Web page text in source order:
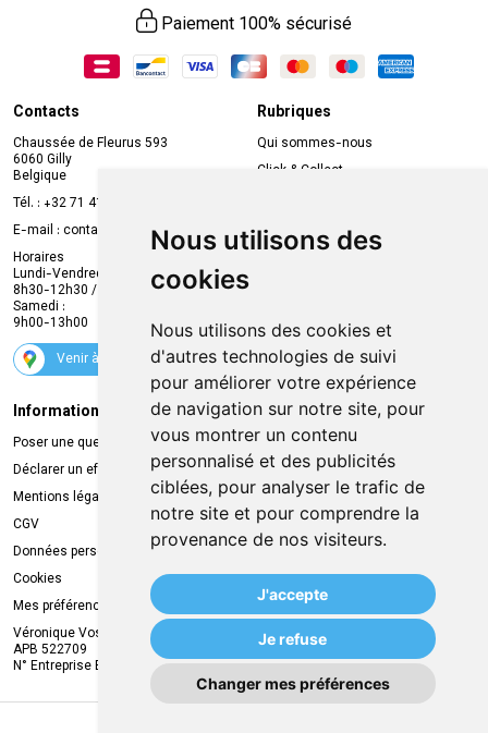
Nous utilisons des
cookies
Nous utilisons des cookies et
d'autres technologies de suivi
pour améliorer votre expérience
de navigation sur notre site, pour
vous montrer un contenu
personnalisé et des publicités
ciblées, pour analyser le trafic de
notre site et pour comprendre la
provenance de nos visiteurs.
J'accepte
Je refuse
Changer mes préférences
Paiement 100% sécurisé
Contacts
Chaussée de Fleurus 593
6060 Gilly
Belgique
Tél. : +32 71 41 32 10
E-mail : contact
mvapharma.be
Horaires
Lundi-Vendredi :
8h30-12h30 / 13h30-18h30
Samedi :
9h00-13h00
Venir à la pharmacie
Rubriques
Qui sommes-nous
Click & Collect
Compte professionnel
Envoi d’ordonnance
Suivez-nous
Informations légales
Poser une question
Déclarer un effet indésirable
Mentions légales
CGV
Données personnelles
Cookies
Mes préférences Cookies
Véronique Vos
APB 522709
N° Entreprise BE0749.944.612
Livraison
Retrait à la pharmacie
Livraison chez vous
Livraison dans un Point Relais